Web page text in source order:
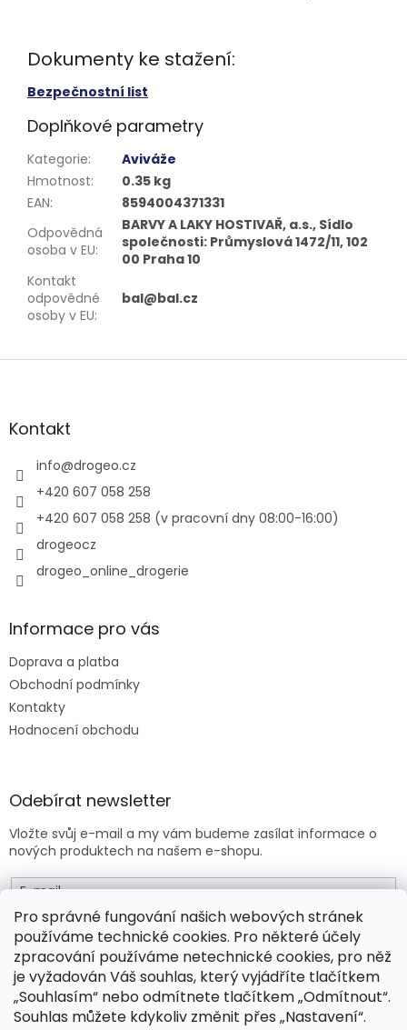
Pro správné fungování našich webových stránek
používáme technické cookies. Pro některé účely
zpracování používáme netechnické cookies, pro něž
je vyžadován Váš souhlas, který vyjádříte tlačítkem
„Souhlasím“ nebo odmítnete tlačítkem „Odmítnout“.
Souhlas můžete kdykoliv změnit přes „Nastavení“.
Dokumenty ke stažení:
Bezpečnostní list
Doplňkové parametry
Kategorie:
Aviváže
Hmotnost:
0.35 kg
EAN:
8594004371331
Odpovědná
osoba v EU:
BARVY A LAKY HOSTIVAŘ, a.s., Sídlo
společnosti: Průmyslová 1472/11, 102
00 Praha 10
Kontakt
odpovědné
osoby v EU:
bal@bal.cz
Z
aKontakt
info@drogeo.cz
+420 607 058 258
+420 607 058 258 (v pracovní dny 08:00-16:00)
drogeocz
drogeo_online_drogerie
Informace pro vás
Doprava a platba
Obchodní podmínky
Kontakty
Hodnocení obchodu
Odebírat newsletter
Vložte svůj e-mail a my vám budeme zasílat informace o
nových produktech na našem e-shopu.
E-mail
Vložením e-mailu souhlasíte sobchodními podmínkami .
PŘIHLÁSIT SE